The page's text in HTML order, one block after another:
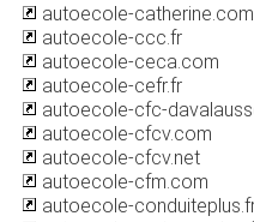
autoecole-catherine.com
autoecole-ccc.fr
autoecole-ceca.com
autoecole-cefr.fr
autoecole-cfc-
autoecole-cfcv.com
autoecole-cfcv.net
autoecole-cfm.com
autoecole-